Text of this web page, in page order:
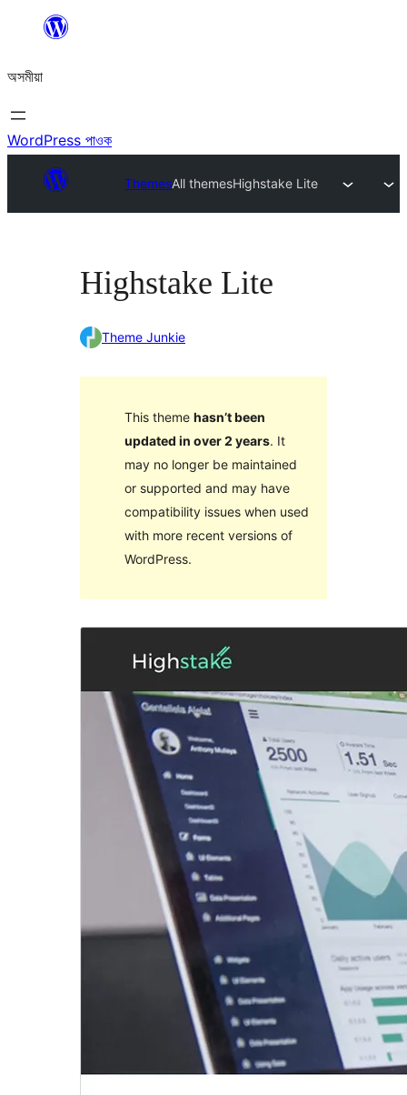
বিষয়বস্তুলৈ
যাওক
অসমীয়া
WordPress পাওক
ThemesAll themesHighstake Lite
Highstake Lite
Theme Junkie
This theme hasn’t been
updated in over 2 years. It
may no longer be maintained
or supported and may have
compatibility issues when used
with more recent versions of
WordPress.